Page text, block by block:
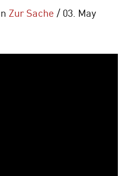
Zur Sache / 03. May